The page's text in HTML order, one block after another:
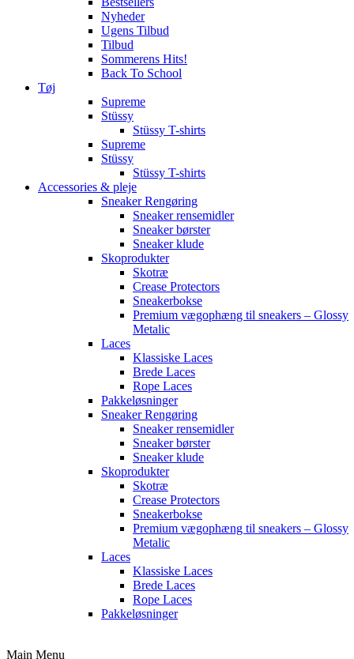
Nyheder
Ugens Tilbud
Tilbud
Sommerens Hits!
Back To School
Tøj
Supreme
Stüssy
Stüssy T-shirts
Supreme
Stüssy
Stüssy T-shirts
Accessories & pleje
Sneaker Rengøring
Sneaker rensemidler
Sneaker børster
Sneaker klude
Skoprodukter
Skotræ
Crease Protectors
Sneakerbokse
Premium vægophæng til sneakers – Glossy
Metalic
Laces
Klassiske Laces
Brede Laces
Rope Laces
Pakkeløsninger
Sneaker Rengøring
Sneaker rensemidler
Sneaker børster
Sneaker klude
Skoprodukter
Skotræ
Crease Protectors
Sneakerbokse
Premium vægophæng til sneakers – Glossy
Metalic
Laces
Klassiske Laces
Brede Laces
Rope Laces
Pakkeløsninger
Main Menu